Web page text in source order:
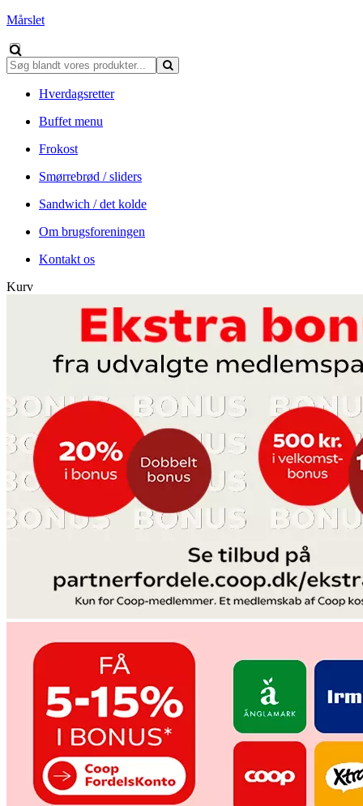
Mårslet
Hverdagsretter
Buffet menu
Frokost
Smørrebrød / sliders
Sandwich / det kolde
Om brugsforeningen
Kontakt os
Kurv